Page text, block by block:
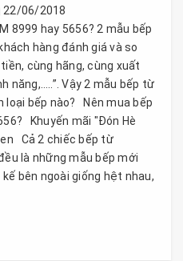
22/06/2018
8999 hay 5656? 2 mẫu bếp
hàng đánh giá và so
cùng hãng, cùng xuất
năng,…..”. Vậy 2 mẫu bếp từ
loại bếp nào? Nên mua bếp
Khuyến mãi "Đón Hè
Cả 2 chiếc bếp từ
là những mẫu bếp mới
bên ngoài giống hệt nhau,